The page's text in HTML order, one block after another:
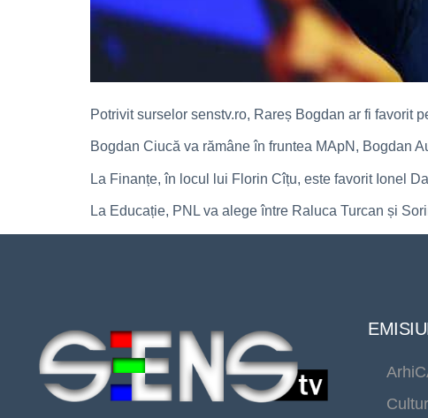
Potrivit surselor senstv.ro, Rareș Bogdan ar fi favorit
Bogdan Ciucă va rămâne în fruntea MApN, Bogdan
La Finanțe, în locul lui Florin Cîțu, este favorit Ionel
La Educație, PNL va alege între Raluca Turcan și